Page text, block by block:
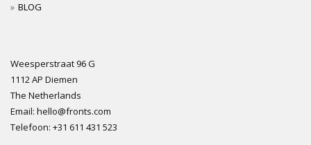
BLOG
Weesperstraat 96 G
1112 AP Diemen
The Netherlands
Email: hello@fronts.com
Telefoon: +31 611 431 523